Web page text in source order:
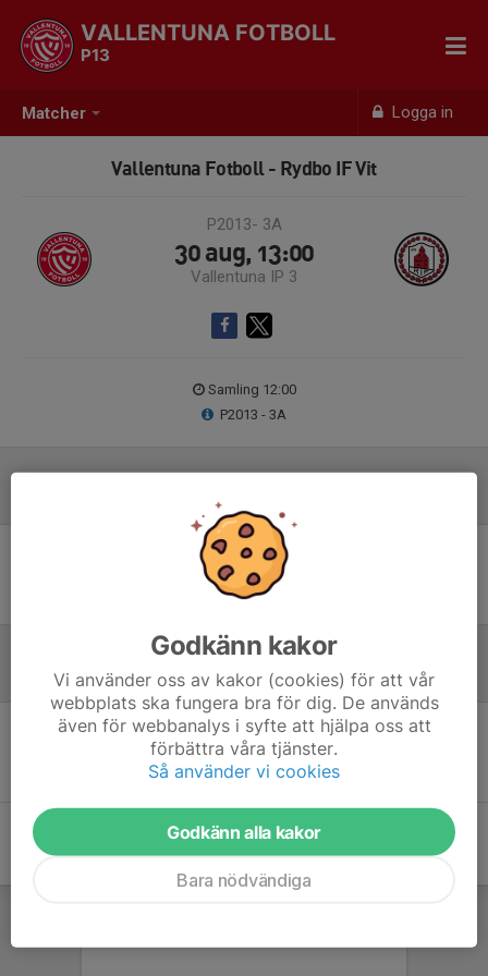
Matcher Logga in
VALLENTUNA FOTBOLL
P13
Vallentuna Fotboll - Rydbo IF Vit
P2013- 3A
30 aug, 13:00
Vallentuna IP 3
Samling 12:00
P2013 - 3A
Ingen uppställning ifylld
Inför match
Inget skrivet
Godkänn kakor
Vi använder oss av kakor (cookies) för att vår
webbplats ska fungera bra för dig. De används
även för webbanalys i syfte att hjälpa oss att
förbättra våra tjänster.
Så använder vi cookies
Godkänn alla kakor
Bara nödvändiga